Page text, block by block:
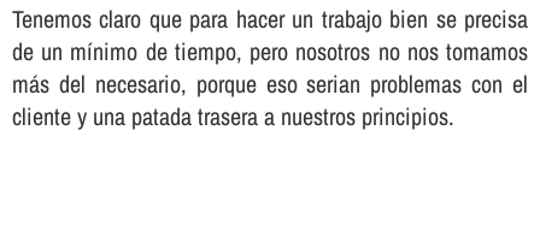
Tenemos claro que para hacer un trabajo bien se precisa
de un mí­nimo de tiempo, pero nosotros no nos tomamos
más del necesario, porque eso serian problemas con el
cliente y una patada trasera a nuestros principios.